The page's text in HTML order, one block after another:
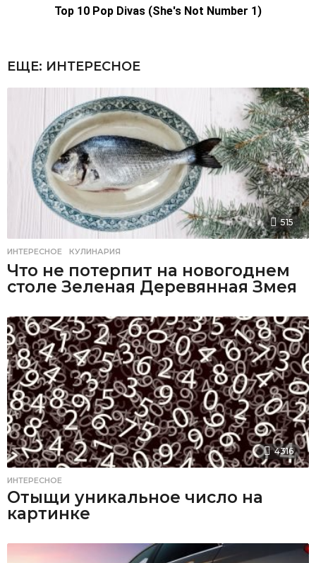
ЕЩЕ: ИНТЕРЕСНОЕ
515
ИНТЕРЕСНОЕ ,КУЛИНАРИЯ
Что не потерпит на новогоднем
столе Зеленая Деревянная Змея
4316
ИНТЕРЕСНОЕ
Отыщи уникальное число на
картинке